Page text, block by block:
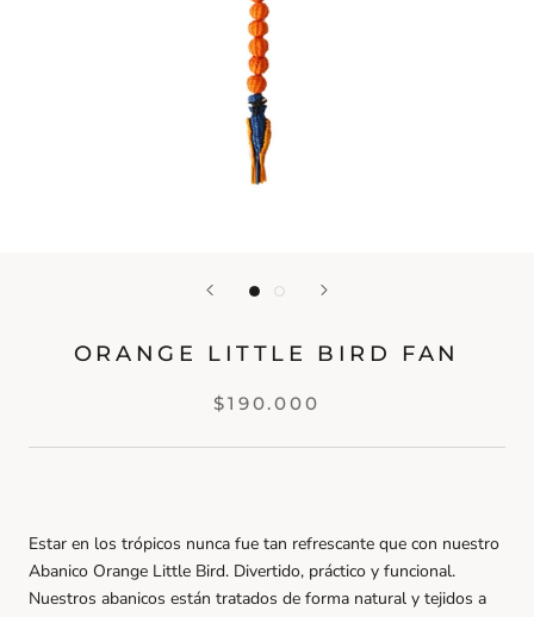
ORANGE LITTLE BIRD FAN
$190.000
Estar en los trópicos nunca fue tan refrescante que con nuestro
Abanico Orange Little Bird. Divertido, práctico y funcional.
Nuestros abanicos están tratados de forma natural y tejidos a